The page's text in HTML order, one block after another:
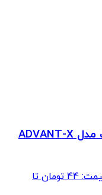
کلاه کاسکت ال اس 2 فول متحرک مدل ADVANT-X
محدوده قیمت: 44 تومان تا